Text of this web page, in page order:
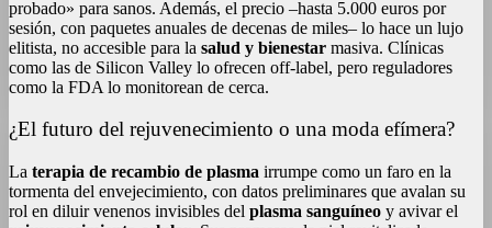
probado» para sanos. Además, el precio –hasta 5.000 euros por
sesión, con paquetes anuales de decenas de miles– lo hace un lujo
elitista, no accesible para la salud y bienestar masiva. Clínicas
como las de Silicon Valley lo ofrecen off-label, pero reguladores
como la FDA lo monitorean de cerca.
¿El futuro del rejuvenecimiento o una moda efímera?
La terapia de recambio de plasma irrumpe como un faro en la
tormenta del envejecimiento, con datos preliminares que avalan su
rol en diluir venenos invisibles del plasma sanguíneo y avivar el